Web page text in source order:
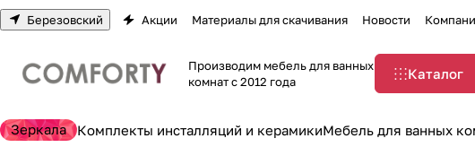
Березовский Акции Материалы для скачивания Новости
Производим мебель для ванных
комнат с 2012 года
Каталог
Зеркала Комплекты инсталляций и керамикиМебель для ванных